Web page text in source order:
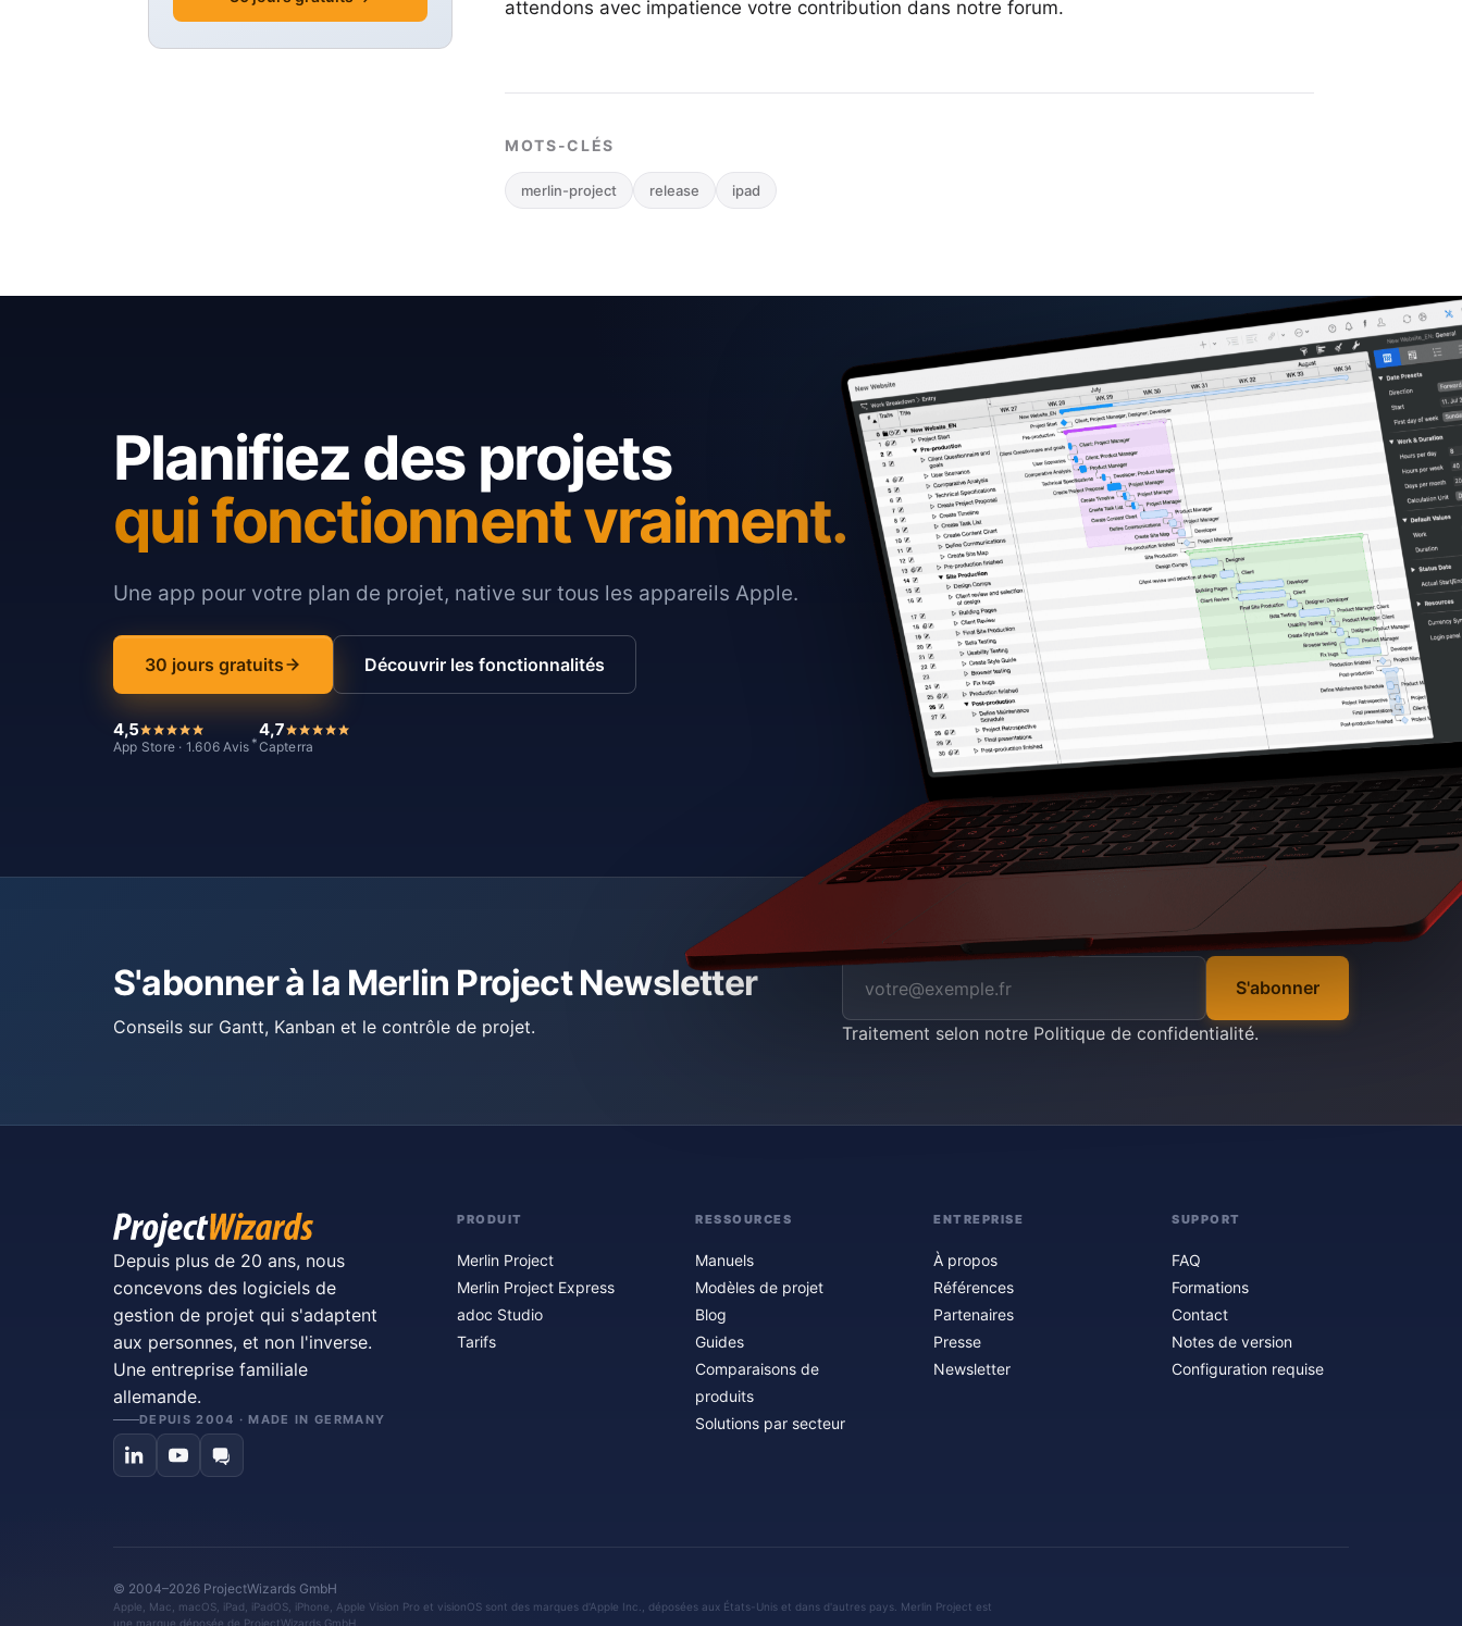
attendons avec impatience votre contribution dans notre forum.
MOTS-CLÉS
merlin-project release ipad
Planifiez des projets
qui fonctionnent vraiment.
Une app pour votre plan de projet, native sur tous les appareils Apple.
30 jours gratuits Découvrir les fonctionnalités
4,5
App Store · 1.606 Avis *
4,7
Capterra
S'abonner à la Merlin Project Newsletter
Conseils sur Gantt, Kanban et le contrôle de projet.
S'abonner
Traitement selon notre Politique de confidentialité.
Depuis plus de 20 ans, nous
concevons des logiciels de
gestion de projet qui s'adaptent
aux personnes, et non l'inverse.
Une entreprise familiale
allemande.
DEPUIS 2004 · MADE IN GERMANY
PRODUIT
Merlin Project
Merlin Project Express
adoc Studio
Tarifs
RESSOURCES
Manuels
Modèles de projet
Blog
Guides
Comparaisons de
produits
Solutions par secteur
ENTREPRISE
À propos
Références
Partenaires
Presse
Newsletter
SUPPORT
FAQ
Formations
Contact
Notes de version
Configuration requise
© 2004–2026 ProjectWizards GmbH
Apple, Mac, macOS, iPad, iPadOS, iPhone, Apple Vision Pro et visionOS sont des marques d'Apple Inc., déposées aux États-Unis et dans d'autres pays. Merlin Project est
une marque déposée de ProjectWizards GmbH.